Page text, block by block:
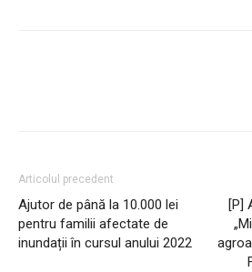
Articolul precedent
Ajutor de până la 10.000 lei
pentru familii afectate de
inundații în cursul anului 2022
[P]